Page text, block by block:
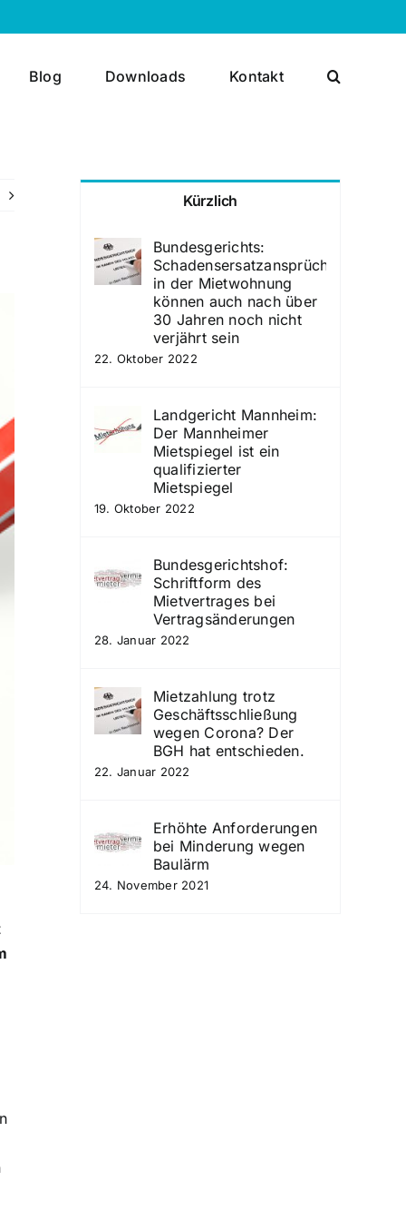
Blog Downloads Kontakt
Kürzlich
Bundesgerichts:
Schadensersatzansprüche
in der Mietwohnung
können auch nach über
30 Jahren noch nicht
verjährt sein
22. Oktober 2022
Landgericht Mannheim:
Der Mannheimer
Mietspiegel ist ein
qualifizierter
Mietspiegel
19. Oktober 2022
Bundesgerichtshof:
Schriftform des
Mietvertrages bei
Vertragsänderungen
28. Januar 2022
Mietzahlung trotz
Geschäftsschließung
wegen Corona? Der
BGH hat entschieden.
22. Januar 2022
Erhöhte Anforderungen
bei Minderung wegen
Baulärm
24. November 2021